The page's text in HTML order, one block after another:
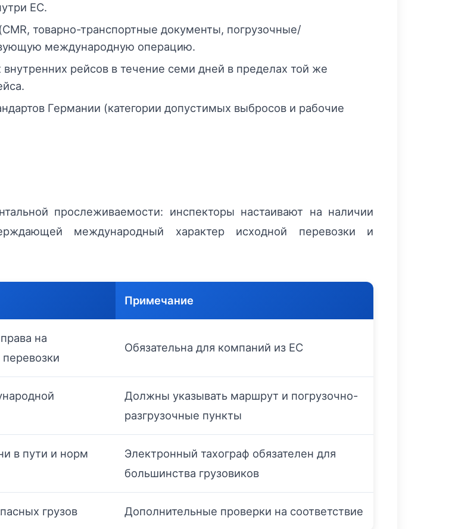
ЕС.
(CMR, товарно-транспортные документы, погрузочные/
международную операцию.
рейсов в течение семи дней в пределах той же
Германии (категории допустимых выбросов и рабочие
прослеживаемости: инспекторы настаивают на наличии
международный характер исходной перевозки и
Примечание
на
Обязательна для компаний из ЕС
Должны указывать маршрут и погрузочно-
разгрузочные пункты
в пути и норм
Электронный тахограф обязателен для
большинства грузовиков
грузов Дополнительные проверки на соответствие